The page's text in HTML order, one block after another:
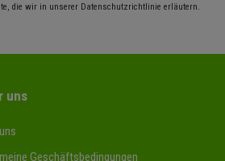
die wir in unserer Datenschutzrichtlinie erläutern.
uns
Geschäftsbedingungen